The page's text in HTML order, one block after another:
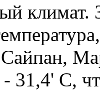
климат.
31,4' С,